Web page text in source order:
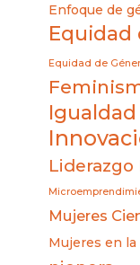
Enfoque de
Equidad
Equidad de
Mujeres
Mujeres en la